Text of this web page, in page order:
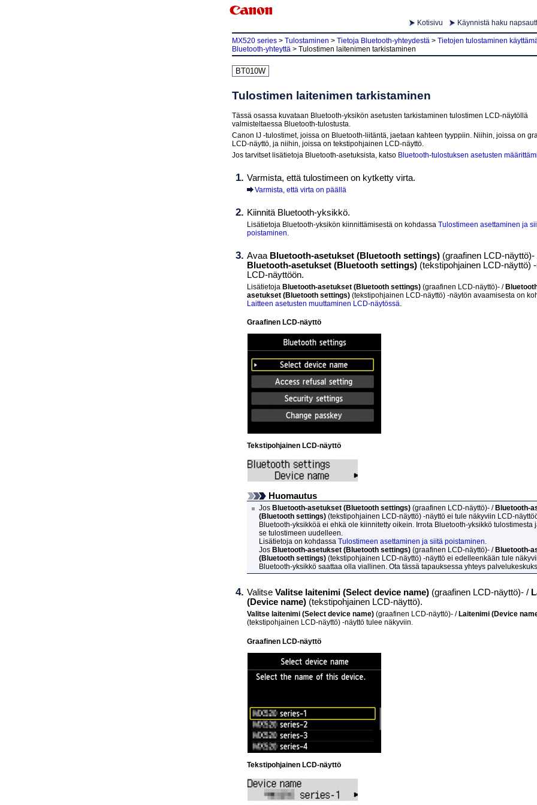
Kotisivu Käynnistä haku
MX520 series > Tulostaminen > Tietoja Bluetooth-yhteydestä > Tietojen tulostaminen
Bluetooth-yhteyttä > Tulostimen laitenimen tarkistaminen
BT010W
Tulostimen laitenimen tarkistaminen
Tässä osassa kuvataan Bluetooth-yksikön asetusten tarkistaminen tulostimen LCD-näytöllä
valmisteltaessa Bluetooth-tulostusta.
Canon IJ -tulostimet, joissa on Bluetooth-liitäntä, jaetaan kahteen tyyppiin. Niihin, joissa on
LCD-näyttö, ja niihin, joissa on tekstipohjainen LCD-näyttö.
Jos tarvitset lisätietoja Bluetooth-asetuksista, katso Bluetooth-tulostuksen asetusten
Varmista, että tulostimeen on kytketty virta.
Varmista, että virta on päällä
Kiinnitä Bluetooth-yksikkö.
Lisätietoja Bluetooth-yksikön kiinnittämisestä on kohdassa Tulostimeen asettaminen ja
poistaminen.
Avaa Bluetooth-asetukset (Bluetooth settings) (graafinen LCD-näyttö)-
Bluetooth-asetukset (Bluetooth settings) (tekstipohjainen LCD-näyttö)
LCD-näyttöön.
Lisätietoja Bluetooth-asetukset (Bluetooth settings) (graafinen LCD-näyttö)- /
asetukset (Bluetooth settings) (tekstipohjainen LCD-näyttö) -näytön avaamisesta on
Laitteen asetusten muuttaminen LCD-näytössä.
Graafinen LCD-näyttö
Tekstipohjainen LCD-näyttö
Huomautus
Jos Bluetooth-asetukset (Bluetooth settings) (graafinen LCD-näyttö)- / Bluetooth-
(Bluetooth settings) (tekstipohjainen LCD-näyttö) -näyttö ei tule näkyviin LCD-
Bluetooth-yksikköä ei ehkä ole kiinnitetty oikein. Irrota Bluetooth-yksikkö tulostimesta
se tulostimeen uudelleen.
Lisätietoja on kohdassa Tulostimeen asettaminen ja siitä poistaminen.
Jos Bluetooth-asetukset (Bluetooth settings) (graafinen LCD-näyttö)- / Bluetooth-
(Bluetooth settings) (tekstipohjainen LCD-näyttö) -näyttö ei edelleenkään tule
Bluetooth-yksikkö saattaa olla viallinen. Ota tässä tapauksessa yhteys
Valitse Valitse laitenimi (Select device name) (graafinen LCD-näyttö)- /
(Device name) (tekstipohjainen LCD-näyttö).
Valitse laitenimi (Select device name) (graafinen LCD-näyttö)- / Laitenimi (Device
(tekstipohjainen LCD-näyttö) -näyttö tulee näkyviin.
Graafinen LCD-näyttö
Tekstipohjainen LCD-näyttö